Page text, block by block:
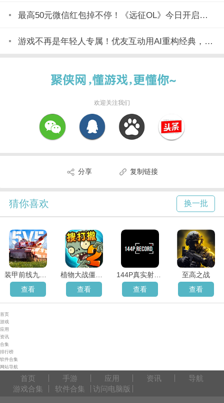
最高50元微信红包掉不停！《远征OL》今日开启美食节新区「玉脍」！
游戏不再是年轻人专属！优友互动用AI重构经典，全民都能玩
欢迎关注我们
分享 复制链接
猜你喜欢 换一批
装甲前线九游版
查看
植物大战僵尸花园战争2手机版
查看
144P真实射击汉化兼容版
查看
至高之战
查看
首页
游戏
应用
资讯
合集
排行榜
软件合集
网站导航
首页 手游 应用 资讯
导航
游戏合集
软件合集 访问电脑版